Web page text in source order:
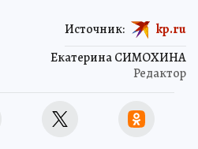
Екатерина СИМОХИНА
Редактор
Источник: kp.ru